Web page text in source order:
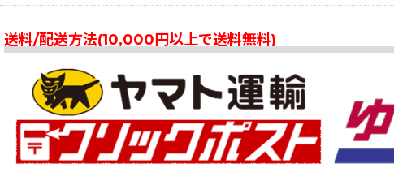
送料/配送方法(10,000円以上で送料無料)